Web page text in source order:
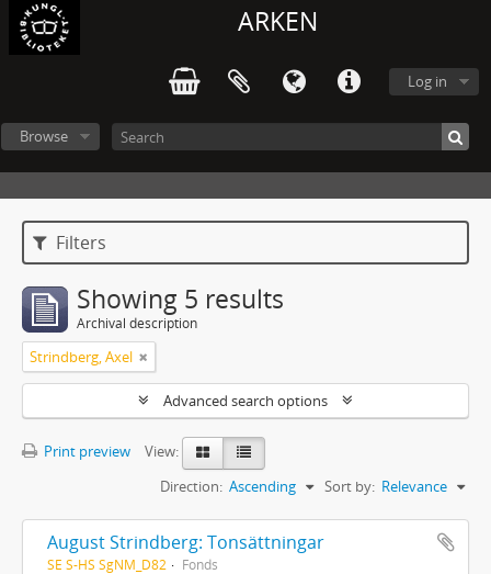
ARKEN
Log in
Browse
Filters
Showing 5 results
Archival description
Strindberg, Axel
Advanced search options
Print preview
View:
Sort by: Relevance
Direction: Ascending
August Strindberg: Tonsättningar
SE S-HS SgNM_D82 Fonds